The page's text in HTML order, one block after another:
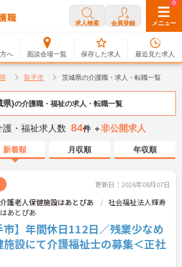
求人検索 会員登録 メニュー
へ 面談会場一覧
0
保存した求人
0
最近見た求人
取手市 茨城県の介護職・求人・転職一覧
県)の介護職・福祉の求人・転職一覧
護・福祉求人数 84件 ＋非公開求人
新着順 月収順 年収順
更新日：2026年08月07日
護老人保健施設はあとぴあ
社会福祉法人輝寿
あとぴあ
市】年間休日112日／残業少なめ
設にて介護福祉士の募集＜正社